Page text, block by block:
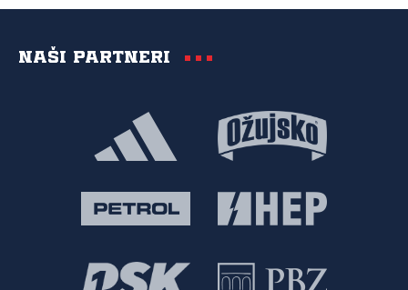
Naši partneri